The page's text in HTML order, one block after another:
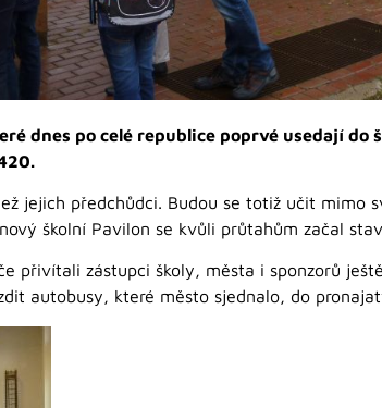
dnes po celé republice poprvé usedají do
jejich předchůdci. Budou se totiž učit mimo
školní Pavilon se kvůli průtahům začal
přivítali zástupci školy, města i sponzorů
autobusy, které město sjednalo, do